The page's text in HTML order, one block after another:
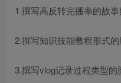
1.撰写高反转完播率的故
2.撰写知识技能教程形式
3.撰写vlog记录过程类型的